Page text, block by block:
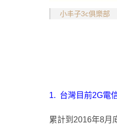
小丰子3c俱樂部
1. 台灣目前2G電
累計到2016年8月